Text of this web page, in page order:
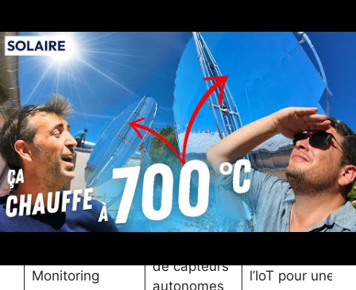
Transport léger
de matériel
d’efforts
pour
l’utilisateur,
énergie
propre
Extension à
d’autres outils
Alimentation
d’outils
électriques
mobiles
Autonomie
prolongée
sur le terrain
Développement
de batteries
plus
performantes
Monitoring
de capteurs
autonomes
l’IoT pour une